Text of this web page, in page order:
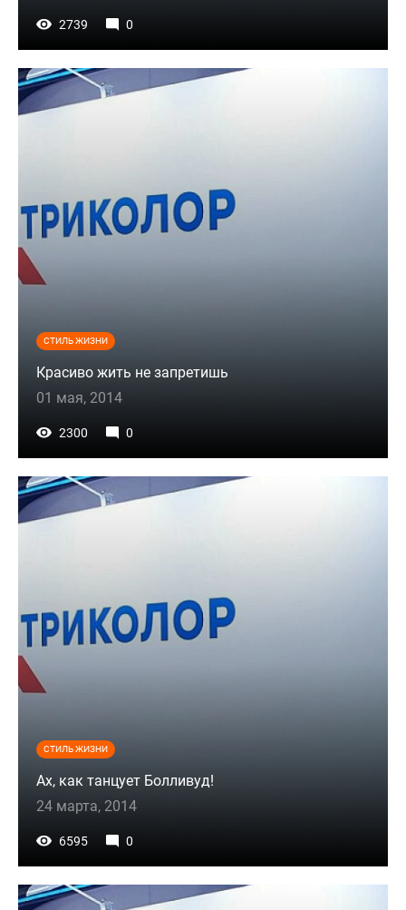
2739 0
СТИЛЬ ЖИЗНИ
Красиво жить не запретишь
01 мая, 2014
2300 0
СТИЛЬ ЖИЗНИ
Ах, как танцует Болливуд!
24 марта, 2014
6595 0